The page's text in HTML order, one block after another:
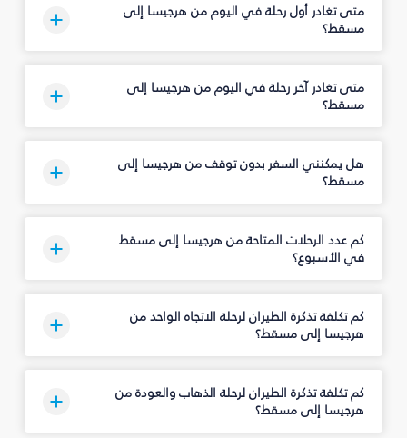
متى تغادر أول رحلة في اليوم من هرجيسا إلى
مسقط؟
متى تغادر آخر رحلة في اليوم من هرجيسا إلى
مسقط؟
هل يمكنني السفر بدون توقف من هرجيسا إلى
مسقط؟
كم عدد الرحلات المتاحة من هرجيسا إلى مسقط
في الأسبوع؟
كم تكلفة تذكرة الطيران لرحلة الاتجاه الواحد من
هرجيسا إلى مسقط؟
كم تكلفة تذكرة الطيران لرحلة الذهاب والعودة من
هرجيسا إلى مسقط؟